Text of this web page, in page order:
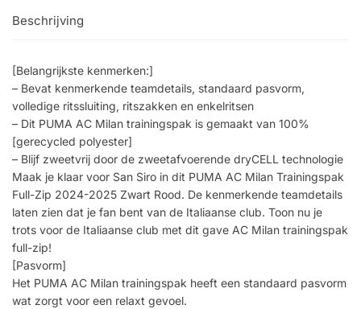
Beschrijving
[Belangrijkste kenmerken:]
– Bevat kenmerkende teamdetails, standaard pasvorm,
volledige ritssluiting, ritszakken en enkelritsen
– Dit PUMA AC Milan trainingspak is gemaakt van 100%
[gerecycled polyester]
– Blijf zweetvrij door de zweetafvoerende dryCELL technologie
Maak je klaar voor San Siro in dit PUMA AC Milan Trainingspak
Full-Zip 2024-2025 Zwart Rood. De kenmerkende teamdetails
laten zien dat je fan bent van de Italiaanse club. Toon nu je
trots voor de Italiaanse club met dit gave AC Milan trainingspak
full-zip!
[Pasvorm]
Het PUMA AC Milan trainingspak heeft een standaard pasvorm
wat zorgt voor een relaxt gevoel.